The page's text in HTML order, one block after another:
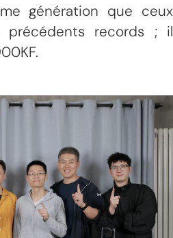
génération que ceux
précédents records ; il